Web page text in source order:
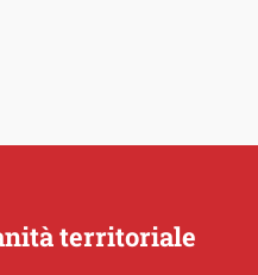
territoriale